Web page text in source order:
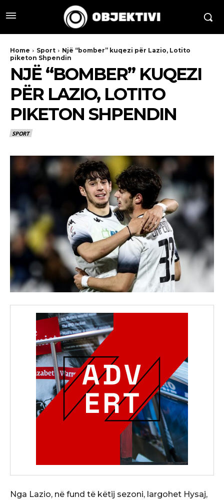
Home Sport
Një “bomber” kuqezi për Lazio, Lotito
piketon Shpendin
NJË “BOMBER” KUQEZI
PËR LAZIO, LOTITO
PIKETON SHPENDIN
SPORT
Nga Lazio, në fund të këtij sezoni, largohet Hysaj,